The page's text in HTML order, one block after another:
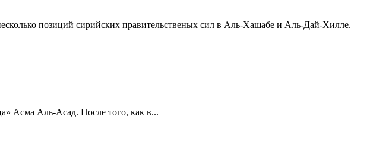
позиций сирийских правительственых сил в Аль-Хашабе и Аль-Дай-Хилле.
Асма Аль-Асад. После того, как в...